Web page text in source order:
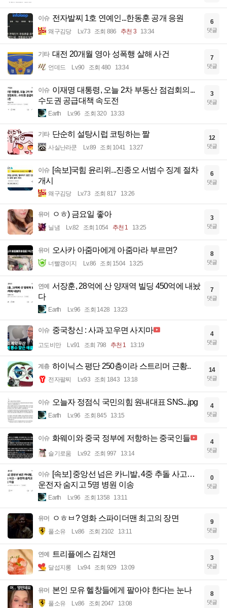
이슈 전자발찌 1호 연예인...한동훈 공개 응원
왜구김당 Lv.73 조회 886 추천 3 13:34
6
댓글
기타 대전 20개월 영아 성폭행 살해 사건
언데드 Lv.90 조회 480 13:34
7
댓글
이슈 이재명 대통령, 오늘 2차 부동산 점검회의...
수도권 공급대책 속도전
Earth Lv.96 조회 320 13:33
3
댓글
기타 단순히 설탕시럽 코팅하는 짤
사실난라쿤 Lv.89 조회 1041 13:27
12
댓글
이슈 [속보]국힘 윤리위...진종오 서범수 징계 절차
개시
왜구김당 Lv.73 조회 817 13:26
6
댓글
유머 ㅇㅎ) 금요일 좋아
닐냄 Lv.82 조회 1054 추천 1 13:25
3
댓글
유머 오사카 아줌마에게 아줌마라 부르면?
너빨갱이지 Lv.86 조회 1504 13:25
8
댓글
연예
서장훈, 28억에 산 양재역 빌딩 450억에 내놨
다
Earth Lv.96 조회 1428 13:23
7
댓글
이슈 중국창신 : 사과 꼬우면 사지마
고도비만 Lv.91 조회 798 추천 1 13:19
4
댓글
계층 하이닉스 평단 250층이라 스트리머 근황..
전자팔찌 Lv.93 조회 1843 13:18
14
댓글
이슈 오늘자 정점식 국민의힘 원내대표 SNS...jpg
Earth Lv.96 조회 845 13:15
4
댓글
이슈 화웨이와 중국 정부에 저항하는 중국인들
슬기로움 Lv.92 조회 997 13:14
4
댓글
이슈 [속보] 중앙선 넘은 카니발, 4중 추돌 사고…
운전자 숨지고 5명 병원 이송
Earth Lv.96 조회 1358 13:11
0
댓글
유머 ㅇㅎㅂ? 영화 스파이더맨 최고의 장면
풀소유 Lv.86 조회 2102 13:11
9
댓글
연예 트리플에스 김채연
달섭지롱 Lv.94 조회 929 13:09
3
댓글
유머 본인 모유 헬창들에게 팔아야 한다는 눈나
풀소유 Lv.86 조회 2047 13:08
8
댓글